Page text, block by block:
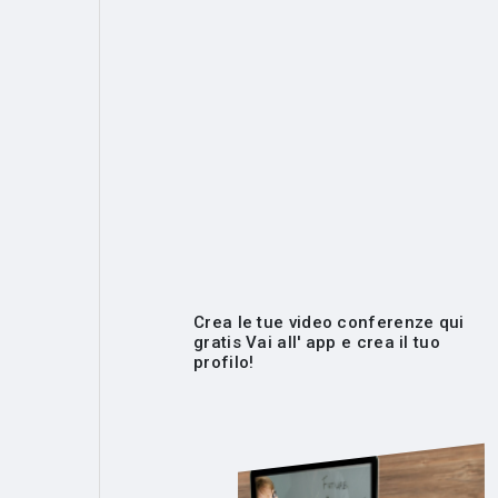
Crea le tue video conferenze qui
gratis Vai all' app e crea il tuo
profilo!